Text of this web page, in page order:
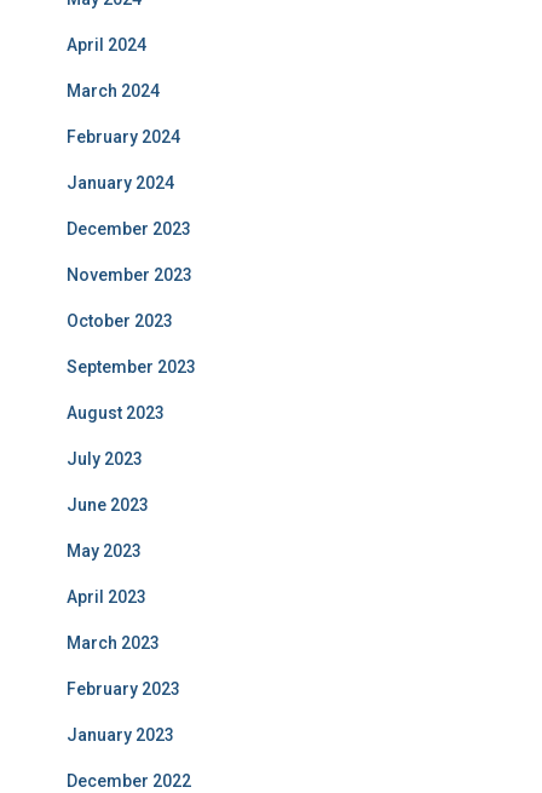
April 2024
March 2024
February 2024
January 2024
December 2023
November 2023
October 2023
September 2023
August 2023
July 2023
June 2023
May 2023
April 2023
March 2023
February 2023
January 2023
December 2022